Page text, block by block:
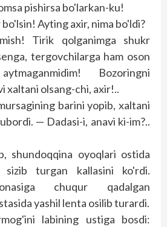
pishirsa bo'larkan-ku!
Ayting axir, nima bo'ldi?
Tirik qolganimga shukr
tergovchilarga ham oson
Bozoringni
xaltani olsang-chi, axir!..
barini yopib, xaltani
— Dadasi-i, anavi ki-im?..
shundoqqina oyoqlari ostida
turgan kallasini ko'rdi.
chuqur qadalgan
yashil lenta osilib turardi.
labining ustiga bosdi: